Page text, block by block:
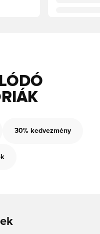
30% kedvezmény